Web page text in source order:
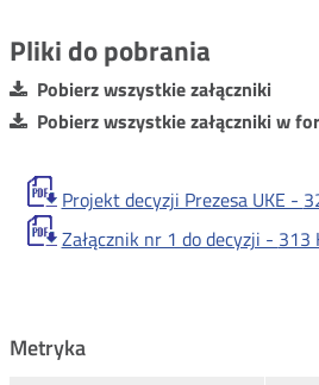
Pliki do pobrania
Pobierz wszystkie załączniki
Pobierz wszystkie załączniki w
Projekt decyzji Prezesa UKE -
Załącznik nr 1 do decyzji - 313
Metryka